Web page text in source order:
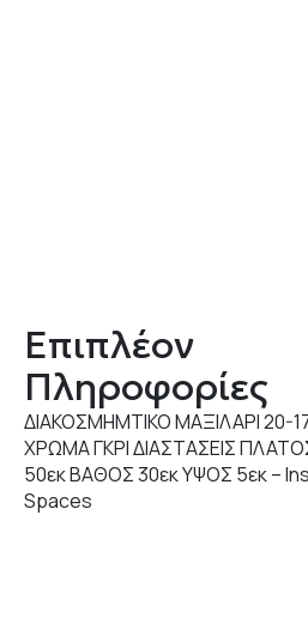
Επιπλέον
Πληροφορίες
ΔΙΑΚΟΣΜΗΜΤΙΚΟ ΜΑΞΙΛΑΡΙ 20-
ΧΡΩΜΑ ΓΚΡΙ ΔΙΑΣΤΑΣΕΙΣ
50εκ ΒΑΘΟΣ 30εκ ΥΨΟΣ 5εκ –
Spaces